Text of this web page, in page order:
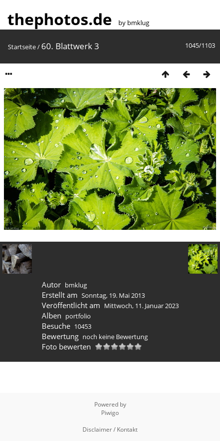
thephotos.de by bmklug
1045/1103
Startseite/ 60. Blattwerk 3
Autor bmklug
Erstellt am Sonntag, 19. Mai 2013
Veröffentlicht am Mittwoch, 11. Januar 2023
Alben portfolio
Besuche 10453
Bewertung noch keine Bewertung
Foto bewerten
Powered by
Piwigo
Disclaimer / Kontakt